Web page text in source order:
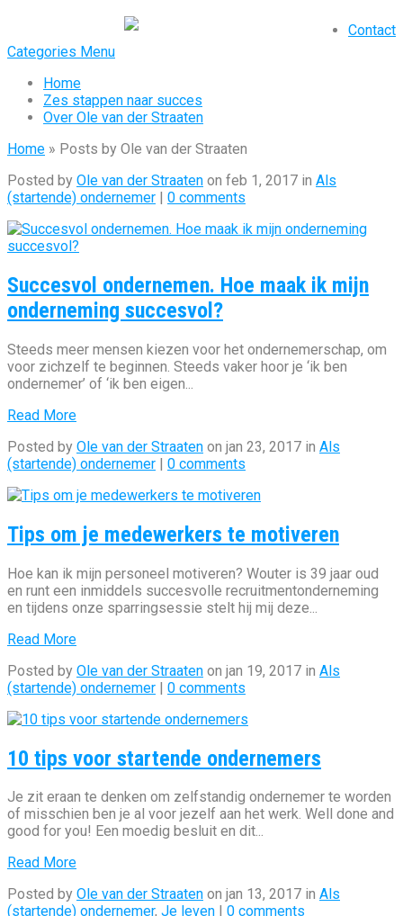
Contact
Categories Menu
Home
Zes stappen naar succes
Over Ole van der Straaten
Home » Posts by Ole van der Straaten
Posted by Ole van der Straaten on feb 1, 2017 in Als
(startende) ondernemer | 0 comments
Succesvol ondernemen. Hoe maak ik mijn
onderneming succesvol?
Steeds meer mensen kiezen voor het ondernemerschap, om
voor zichzelf te beginnen. Steeds vaker hoor je ‘ik ben
ondernemer’ of ‘ik ben eigen...
Read More
Posted by Ole van der Straaten on jan 23, 2017 in Als
(startende) ondernemer | 0 comments
Tips om je medewerkers te motiveren
Hoe kan ik mijn personeel motiveren? Wouter is 39 jaar oud
en runt een inmiddels succesvolle recruitmentonderneming
en tijdens onze sparringsessie stelt hij mij deze...
Read More
Posted by Ole van der Straaten on jan 19, 2017 in Als
(startende) ondernemer | 0 comments
10 tips voor startende ondernemers
Je zit eraan te denken om zelfstandig ondernemer te worden
of misschien ben je al voor jezelf aan het werk. Well done and
good for you! Een moedig besluit en dit...
Read More
Posted by Ole van der Straaten on jan 13, 2017 in Als
(startende) ondernemer, Je leven 0 comments